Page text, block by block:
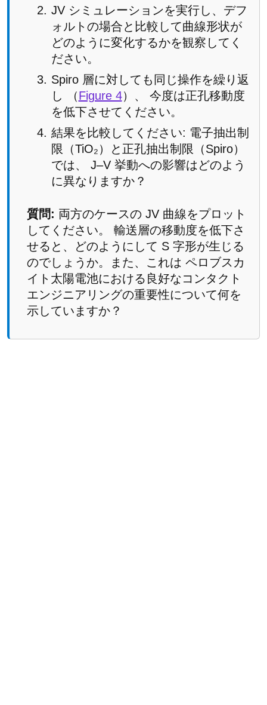
JV シミュレーションを実行し、デフ
ォルトの場合と比較して曲線形状が
どのように変化するかを観察してく
ださい。
Spiro 層に対しても同じ操作を繰り返
し （Figure 4）、 今度は正孔移動度
を低下させてください。
結果を比較してください: 電子抽出制
限（TiO₂）と正孔抽出制限（Spiro）
では、 J–V 挙動への影響はどのよう
に異なりますか？
質問: 両方のケースの JV 曲線をプロット
してください。 輸送層の移動度を低下さ
せると、どのようにして S 字形が生じる
のでしょうか。また、これは ペロブスカ
イト太陽電池における良好なコンタクト
エンジニアリングの重要性について何を
示していますか？